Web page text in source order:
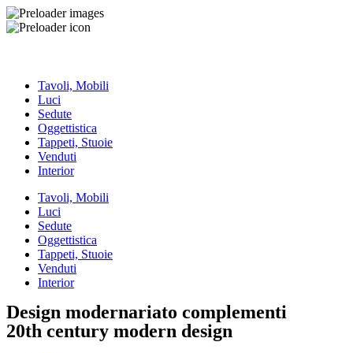
Tavoli, Mobili
Luci
Sedute
Oggettistica
Tappeti, Stuoie
Venduti
Interior
Tavoli, Mobili
Luci
Sedute
Oggettistica
Tappeti, Stuoie
Venduti
Interior
Design modernariato complementi
20th century modern design